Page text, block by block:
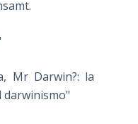
Mr Darwin?: la
darwinismo"